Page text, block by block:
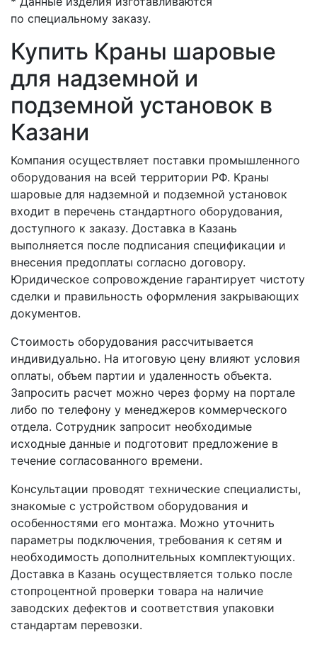
по специальному заказу.
Купить Краны шаровые
для надземной и
подземной установок в
Казани
Компания осуществляет поставки промышленного
оборудования на всей территории РФ. Краны
шаровые для надземной и подземной установок
входит в перечень стандартного оборудования,
доступного к заказу. Доставка в Казань
выполняется после подписания спецификации и
внесения предоплаты согласно договору.
Юридическое сопровождение гарантирует чистоту
сделки и правильность оформления закрывающих
документов.
Стоимость оборудования рассчитывается
индивидуально. На итоговую цену влияют условия
оплаты, объем партии и удаленность объекта.
Запросить расчет можно через форму на портале
либо по телефону у менеджеров коммерческого
отдела. Сотрудник запросит необходимые
исходные данные и подготовит предложение в
течение согласованного времени.
Консультации проводят технические специалисты,
знакомые с устройством оборудования и
особенностями его монтажа. Можно уточнить
параметры подключения, требования к сетям и
необходимость дополнительных комплектующих.
Доставка в Казань осуществляется только после
стопроцентной проверки товара на наличие
заводских дефектов и соответствия упаковки
стандартам перевозки.